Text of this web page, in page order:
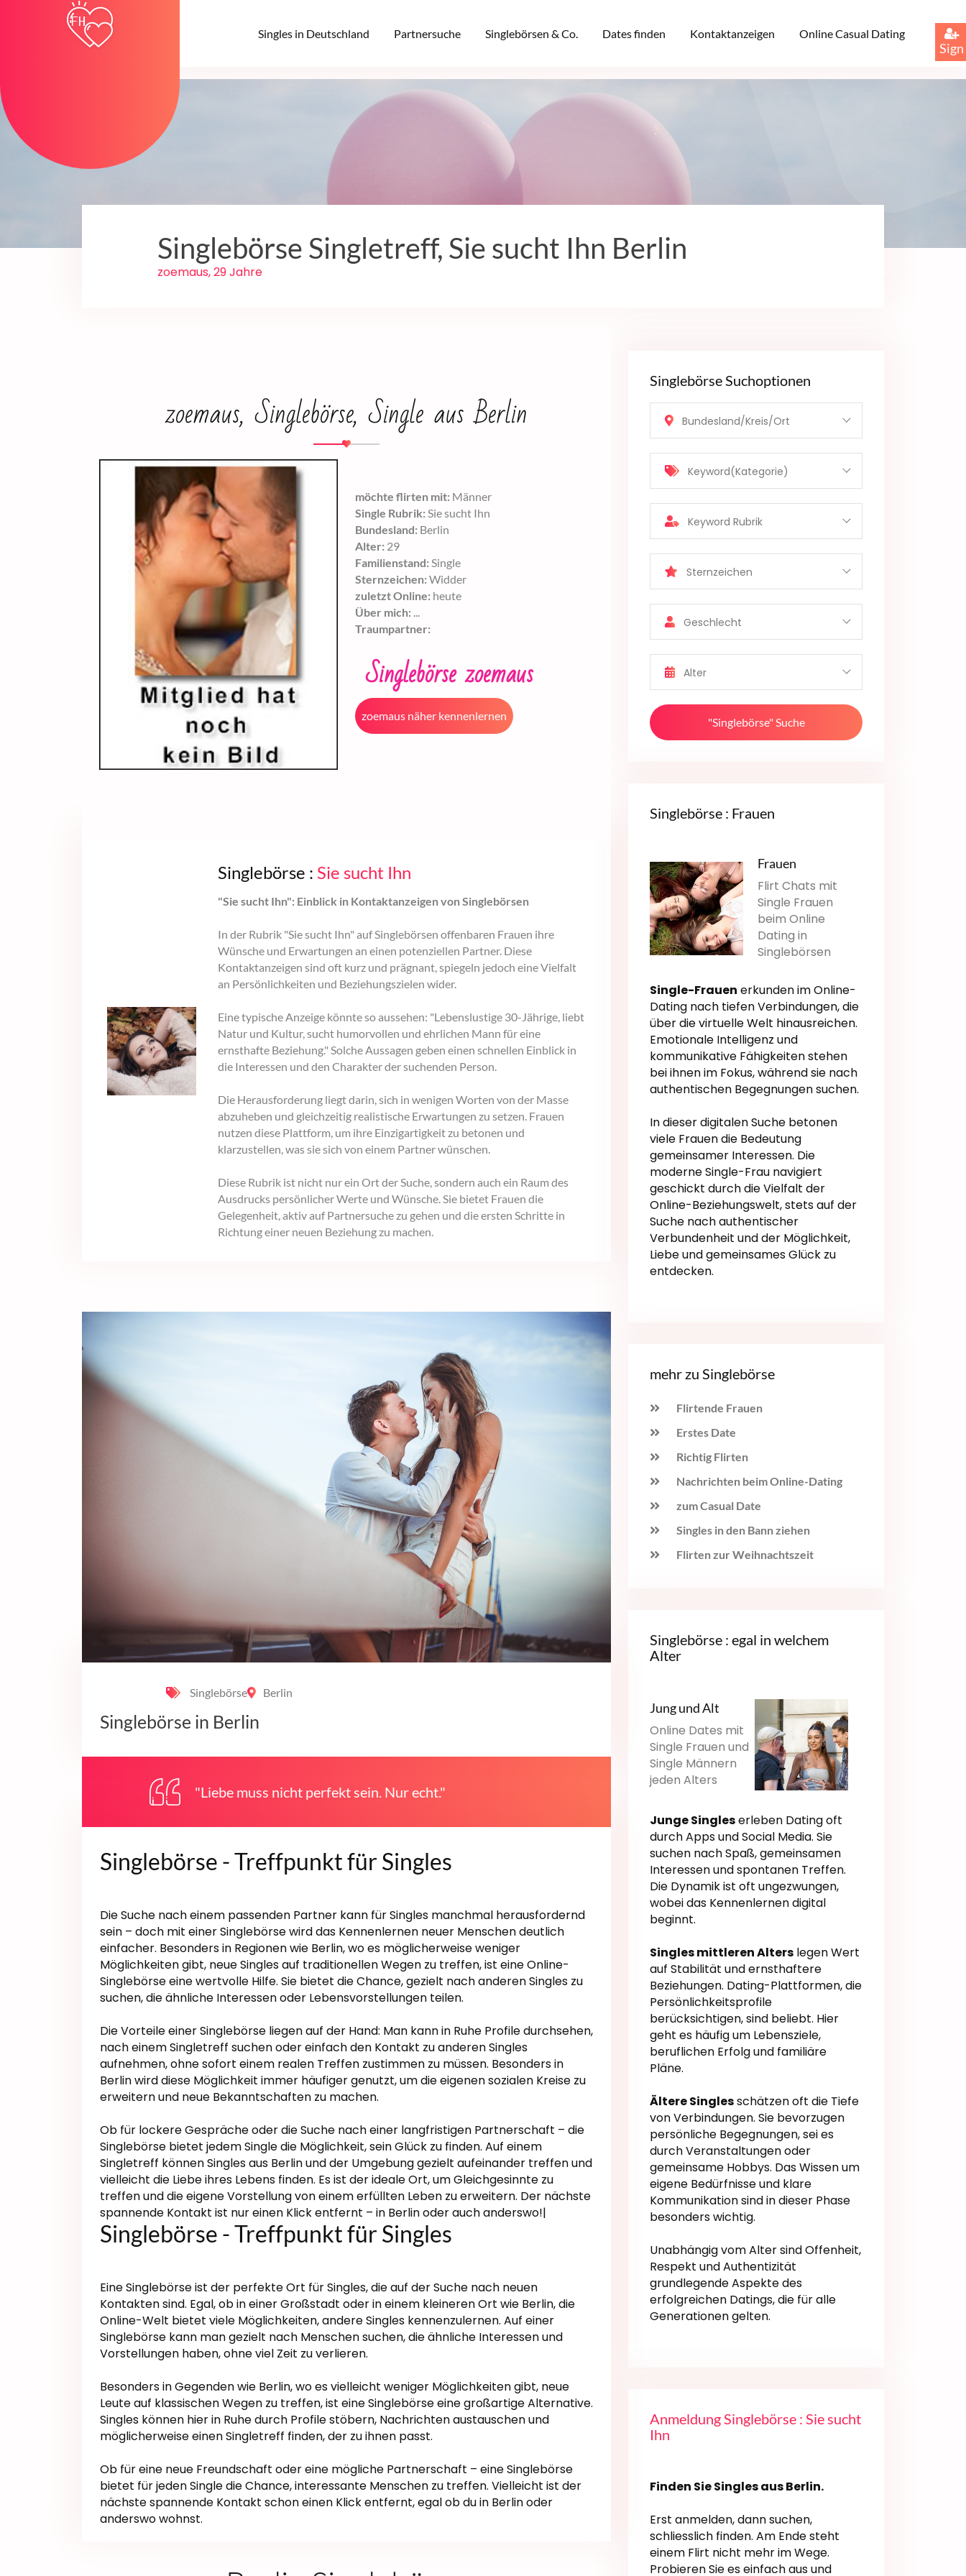
Singles in Deutschland Partnersuche Singlebörsen & Co. Dates finden Kontaktanzeigen Online Casual Dating
Sign
Singlebörse Singletreff, Sie sucht Ihn Berlin
zoemaus, 29 Jahre
zoemaus, Singlebörse, Single aus Berlin
möchte flirten mit: Männer
Single Rubrik: Sie sucht Ihn
Bundesland: Berlin
Alter: 29
Familienstand: Single
Sternzeichen: Widder
zuletzt Online: heute
Über mich:
Traumpartner:
Singlebörse zoemaus
zoemaus näher kennenlernen
Singlebörse : Sie sucht Ihn
"Sie sucht Ihn": Einblick in Kontaktanzeigen von Singlebörsen
In der Rubrik "Sie sucht Ihn" auf Singlebörsen offenbaren Frauen ihre
Wünsche und Erwartungen an einen potenziellen Partner. Diese
Kontaktanzeigen sind oft kurz und prägnant, spiegeln jedoch eine Vielfalt
an Persönlichkeiten und Beziehungszielen wider.
Eine typische Anzeige könnte so aussehen: "Lebenslustige 30-Jährige, liebt
Natur und Kultur, sucht humorvollen und ehrlichen Mann für eine
ernsthafte Beziehung." Solche Aussagen geben einen schnellen Einblick in
die Interessen und den Charakter der suchenden Person.
Die Herausforderung liegt darin, sich in wenigen Worten von der Masse
abzuheben und gleichzeitig realistische Erwartungen zu setzen. Frauen
nutzen diese Plattform, um ihre Einzigartigkeit zu betonen und
klarzustellen, was sie sich von einem Partner wünschen.
Diese Rubrik ist nicht nur ein Ort der Suche, sondern auch ein Raum des
Ausdrucks persönlicher Werte und Wünsche. Sie bietet Frauen die
Gelegenheit, aktiv auf Partnersuche zu gehen und die ersten Schritte in
Richtung einer neuen Beziehung zu machen.
Singlebörse Berlin
Singlebörse in Berlin
"Liebe muss nicht perfekt sein. Nur echt."
Singlebörse - Treffpunkt für Singles
Die Suche nach einem passenden Partner kann für Singles manchmal herausfordernd
sein – doch mit einer Singlebörse wird das Kennenlernen neuer Menschen deutlich
einfacher. Besonders in Regionen wie Berlin, wo es möglicherweise weniger
Möglichkeiten gibt, neue Singles auf traditionellen Wegen zu treffen, ist eine Online-
Singlebörse eine wertvolle Hilfe. Sie bietet die Chance, gezielt nach anderen Singles zu
suchen, die ähnliche Interessen oder Lebensvorstellungen teilen.
Die Vorteile einer Singlebörse liegen auf der Hand: Man kann in Ruhe Profile durchsehen,
nach einem Singletreff suchen oder einfach den Kontakt zu anderen Singles
aufnehmen, ohne sofort einem realen Treffen zustimmen zu müssen. Besonders in
Berlin wird diese Möglichkeit immer häufiger genutzt, um die eigenen sozialen Kreise zu
erweitern und neue Bekanntschaften zu machen.
Ob für lockere Gespräche oder die Suche nach einer langfristigen Partnerschaft – die
Singlebörse bietet jedem Single die Möglichkeit, sein Glück zu finden. Auf einem
Singletreff können Singles aus Berlin und der Umgebung gezielt aufeinander treffen und
vielleicht die Liebe ihres Lebens finden. Es ist der ideale Ort, um Gleichgesinnte zu
treffen und die eigene Vorstellung von einem erfüllten Leben zu erweitern. Der nächste
spannende Kontakt ist nur einen Klick entfernt – in Berlin oder auch anderswo!|
Singlebörse - Treffpunkt für Singles
Eine Singlebörse ist der perfekte Ort für Singles, die auf der Suche nach neuen
Kontakten sind. Egal, ob in einer Großstadt oder in einem kleineren Ort wie Berlin, die
Online-Welt bietet viele Möglichkeiten, andere Singles kennenzulernen. Auf einer
Singlebörse kann man gezielt nach Menschen suchen, die ähnliche Interessen und
Vorstellungen haben, ohne viel Zeit zu verlieren.
Besonders in Gegenden wie Berlin, wo es vielleicht weniger Möglichkeiten gibt, neue
Leute auf klassischen Wegen zu treffen, ist eine Singlebörse eine großartige Alternative.
Singles können hier in Ruhe durch Profile stöbern, Nachrichten austauschen und
möglicherweise einen Singletreff finden, der zu ihnen passt.
Ob für eine neue Freundschaft oder eine mögliche Partnerschaft – eine Singlebörse
bietet für jeden Single die Chance, interessante Menschen zu treffen. Vielleicht ist der
nächste spannende Kontakt schon einen Klick entfernt, egal ob du in Berlin oder
anderswo wohnst.
Singlebörse Suchoptionen
Bundesland/Kreis/Ort
Keyword(Kategorie)
Keyword Rubrik
Sternzeichen
Geschlecht
Alter
"Singlebörse" Suche
Singlebörse : Frauen
Frauen
Flirt Chats mit
Single Frauen
beim Online
Dating in
Singlebörsen
Single-Frauen erkunden im Online-
Dating nach tiefen Verbindungen, die
über die virtuelle Welt hinausreichen.
Emotionale Intelligenz und
kommunikative Fähigkeiten stehen
bei ihnen im Fokus, während sie nach
authentischen Begegnungen suchen.
In dieser digitalen Suche betonen
viele Frauen die Bedeutung
gemeinsamer Interessen. Die
moderne Single-Frau navigiert
geschickt durch die Vielfalt der
Online-Beziehungswelt, stets auf der
Suche nach authentischer
Verbundenheit und der Möglichkeit,
Liebe und gemeinsames Glück zu
entdecken.
mehr zu Singlebörse
Flirtende Frauen
Erstes Date
Richtig Flirten
Nachrichten beim Online-Dating
zum Casual Date
Singles in den Bann ziehen
Flirten zur Weihnachtszeit
Singlebörse : egal in welchem
Alter
Jung und Alt
Online Dates mit
Single Frauen und
Single Männern
jeden Alters
Junge Singleserleben Dating oft
durch Apps und Social Media. Sie
suchen nach Spaß, gemeinsamen
Interessen und spontanen Treffen.
Die Dynamik ist oft ungezwungen,
wobei das Kennenlernen digital
beginnt.
Singles mittleren Alters legen Wert
auf Stabilität und ernsthaftere
Beziehungen. Dating-Plattformen, die
Persönlichkeitsprofile
berücksichtigen, sind beliebt. Hier
geht es häufig um Lebensziele,
beruflichen Erfolg und familiäre
Pläne.
Ältere Singlesschätzen oft die Tiefe
von Verbindungen. Sie bevorzugen
persönliche Begegnungen, sei es
durch Veranstaltungen oder
gemeinsame Hobbys. Das Wissen um
eigene Bedürfnisse und klare
Kommunikation sind in dieser Phase
besonders wichtig.
Unabhängig vom Alter sind Offenheit,
Respekt und Authentizität
grundlegende Aspekte des
erfolgreichen Datings, die für alle
Generationen gelten.
Anmeldung Singlebörse : Sie sucht
Ihn
Finden Sie Singles aus Berlin.
Erst anmelden, dann suchen,
schliesslich finden. Am Ende steht
einem Flirt nicht mehr im Wege.
Probieren Sie es einfach aus und